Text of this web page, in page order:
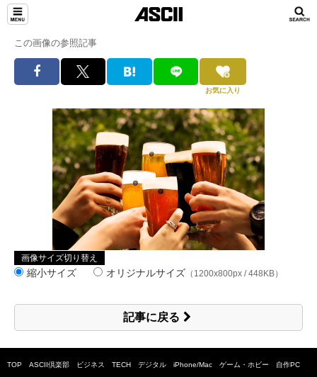
この画像の参照記事
お気に入り
画像サイズ切り替え
縮小サイズ オリジナルサイズ （1200x800px / 448KB）
記事に戻る
TOP ASCII倶楽部 ビジネス TECH デジタル iPhone/Mac ゲーム・ホビー 自作PC